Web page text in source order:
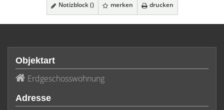
Notizblock () merken drucken
Objektart
Erdgeschosswohnung
Adresse